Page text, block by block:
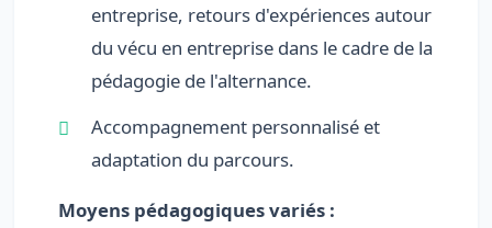
entreprise, retours d'expériences autour
du vécu en entreprise dans le cadre de la
pédagogie de l'alternance.
Accompagnement personnalisé et
adaptation du parcours.
Moyens pédagogiques variés :